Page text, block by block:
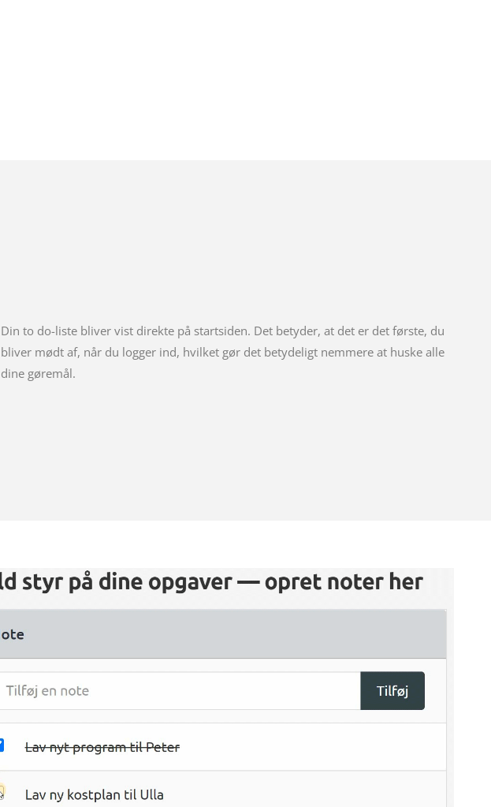
Din to do-liste bliver vist direkte på startsiden. Det betyder, at det er det første, du
bliver mødt af, når du logger ind, hvilket gør det betydeligt nemmere at huske alle
dine gøremål.